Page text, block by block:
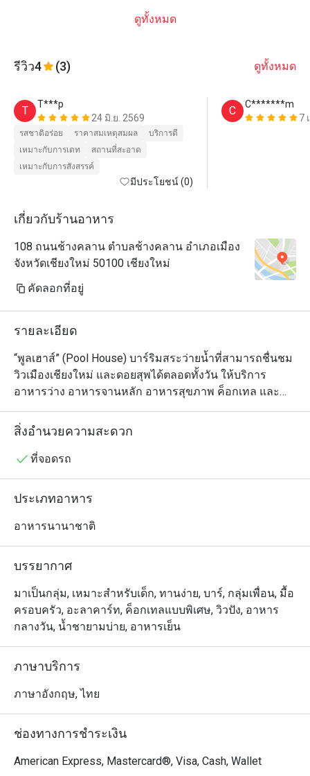
ดูทั้งหมด
รีวิว4 (3) ดูทั้งหมด
T
T***p
24 มิ.ย. 2569
รสชาติอร่อย ราคาสมเหตุสมผล
บริการดี
เหมาะกับการเดท
สถานที่สะอาด
เหมาะกับการสังสรรค์
มีประโยชน์ (0)
C
C*******m
7
เกี่ยวกับร้านอาหาร
108 ถนนช้างคลาน ตำบลช้างคลาน อำเภอเมือง
จังหวัดเชียงใหม่ 50100 เชียงใหม่
คัดลอกที่อยู่
รายละเอียด
“พูลเฮาส์” (Pool House) บาร์ริมสระว่ายน้ำที่สามารถชื่นชม
วิวเมืองเชียงใหม่ และดอยสุพได้ตลอดทั้งวัน ให้บริการ
อาหารว่าง อาหารจานหลัก อาหารสุขภาพ ค็อกเทล และ
เครื่องดื่มมากมาย ที่ได้รับแรงบันดาลใจจากความอุดม
สมบูรณ์ของเชียงใหม่ เหมาะสำหรับเป็นสถานที่พักผ่อน เติม
แก้วโปรด
สิ่งอำนวยความสะดวก
ที่จอดรถ
ประเภทอาหาร
อาหารนานาชาติ
บรรยากาศ
มาเป็นกลุ่ม, เหมาะสำหรับเด็ก, ทานง่าย, บาร์, กลุ่มเพื่อน, มื้อ
ครอบครัว, อะลาคาร์ท, ค็อกเทลแบบพิเศษ, วิวปัง, อาหาร
กลางวัน, น้ำชายามบ่าย, อาหารเย็น
ภาษาบริการ
ภาษาอังกฤษ, ไทย
ช่องทางการชำระเงิน
American Express, Mastercard®, Visa, Cash, Wallet